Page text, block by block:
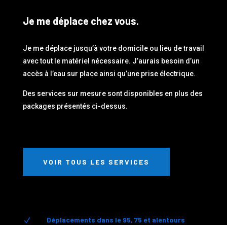
Je me déplace chez vous.
Je me déplace jusqu’à votre domicile ou lieu de travail
avec tout le matériel nécessaire. J’aurais besoin d’un
accès à l’eau sur place ainsi qu’une prise électrique.
Des services sur mesure sont disponibles en plus des
packages présentés ci-dessus.
VOIR TOUS LES SERVICES
N Déplacements dans le 95, 75 et alentours